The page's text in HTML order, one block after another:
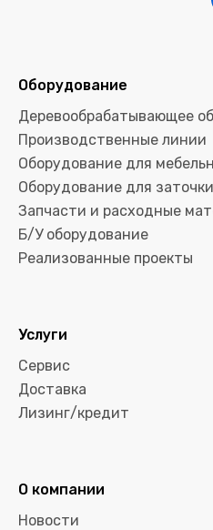
Оборудование
Деревообрабатывающее
Производственные линии
Оборудование для
Оборудование для
Запчасти и расходные
Б/У оборудование
Реализованные проекты
Услуги
Сервис
Доставка
Лизинг/кредит
О компании
Новости